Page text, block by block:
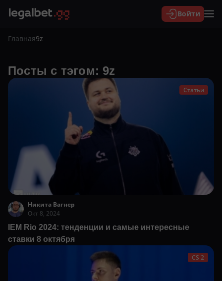
Войти
Главная9z
Посты с тэгом: 9z
Статьи
Никита Вагнер
Окт 8, 2024
IEM Rio 2024: тенденции и самые интересные
ставки 8 октября
CS 2